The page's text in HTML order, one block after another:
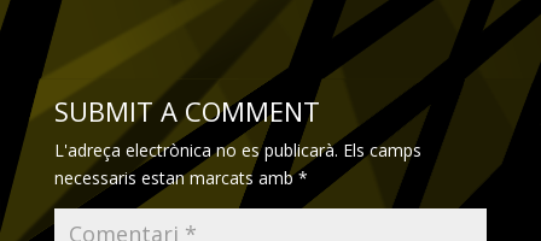
SUBMIT A COMMENT
L'adreça electrònica no es publicarà. Els camps
necessaris estan marcats amb*